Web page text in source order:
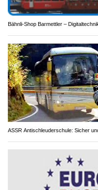
Bähnli-Shop Barmettler –
ASSR Antischleuderschule: Sicher